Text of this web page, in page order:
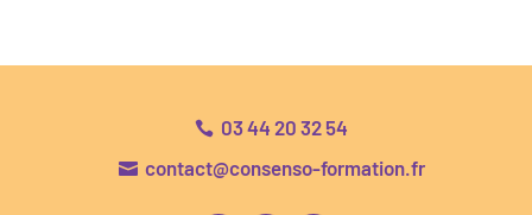
 03 44 20 32 54
 contact@consenso-formation.fr